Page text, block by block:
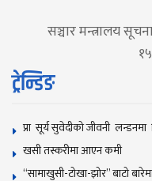
सञ्चार मन्त्रालय
ट्रेन्डिङ
प्रा सूर्य सुवेदीको जीवनी
खसी तस्करीमा आएन कमी
“सामाखुसी-टोखा-झोर” बाटो